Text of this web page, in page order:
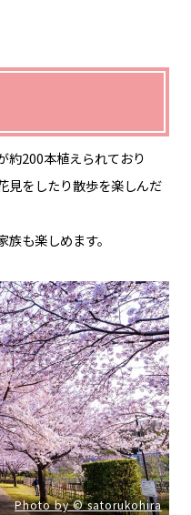
約200本植えられており
見をしたり散歩を楽しんだ
も楽しめます。
Photo by © satorukohira